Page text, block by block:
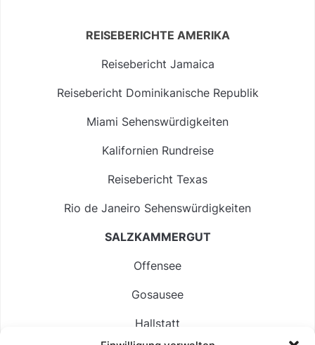
REISEBERICHTE AMERIKA
Reisebericht Jamaica
Reisebericht Dominikanische Republik
Miami Sehenswürdigkeiten
Kalifornien Rundreise
Reisebericht Texas
Rio de Janeiro Sehenswürdigkeiten
SALZKAMMERGUT
Offensee
Gosausee
Hallstatt